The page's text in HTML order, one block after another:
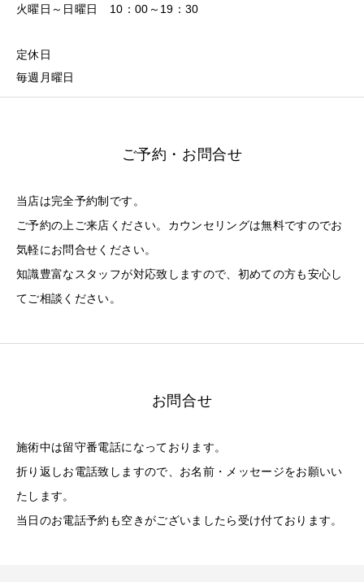
火曜日～日曜日 10：00～19：30
定休日
毎週月曜日
ご予約・お問合せ
当店は完全予約制です。
ご予約の上ご来店ください。カウンセリングは無料ですのでお
気軽にお問合せください。
知識豊富なスタッフが対応致しますので、初めての方も安心し
てご相談ください。
お問合せ
施術中は留守番電話になっております。
折り返しお電話致しますので、お名前・メッセージをお願いい
たします。
当日のお電話予約も空きがございましたら受け付ております。